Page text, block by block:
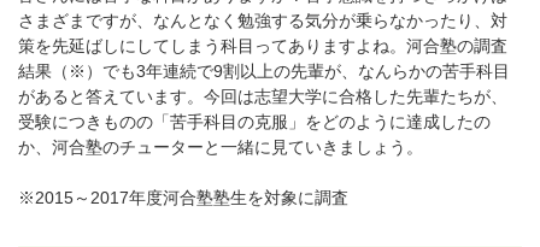
さまざまですが、なんとなく勉強する気分が乗らなかったり、対
策を先延ばしにしてしまう科目ってありますよね。河合塾の調査
結果（※）でも3年連続で9割以上の先輩が、なんらかの苦手科目
があると答えています。今回は志望大学に合格した先輩たちが、
受験につきものの「苦手科目の克服」をどのように達成したの
か、河合塾のチューターと一緒に見ていきましょう。
※2015～2017年度河合塾塾生を対象に調査